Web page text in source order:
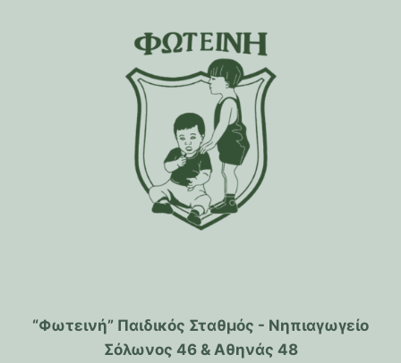
“Φωτεινή” Παιδικός Σταθμός - Νηπιαγωγείο
Σόλωνος 46 & Αθηνάς 48